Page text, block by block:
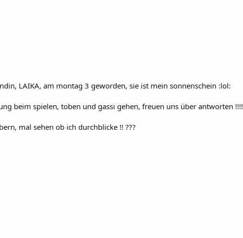
LAIKA, am montag 3 geworden, sie ist mein sonnenschein :lol:
beim spielen, toben und gassi gehen, freuen uns über antworten !!!!
mal sehen ob ich durchblicke !! ???